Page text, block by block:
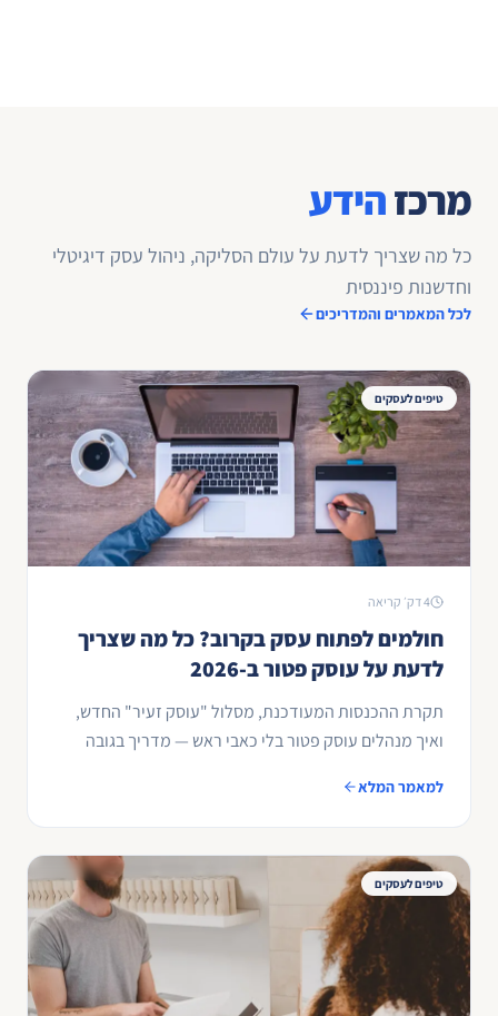
מרכזהידע
כל מה שצריך לדעת על עולם הסליקה, ניהול עסק דיגיטלי
וחדשנות פיננסית
לכל המאמרים והמדריכים
טיפים לעסקים
4 דק׳ קריאה
חולמים לפתוח עסק בקרוב? כל מה שצריך
לדעת על עוסק פטור ב-2026
תקרת ההכנסות המעודכנת, מסלול "עוסק זעיר" החדש,
ואיך מנהלים עוסק פטור בלי כאבי ראש — מדריך בגובה
למאמר המלא
טיפים לעסקים